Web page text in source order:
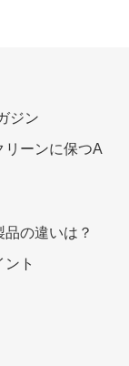
ジン
リーンに保つA
の違いは？
ト